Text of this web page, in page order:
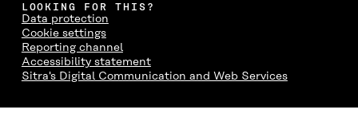
LOOKING FOR THIS?
Data protection
Cookie settings
Reporting channel
Accessibility statement
Sitra's Digital Communication and Web Services